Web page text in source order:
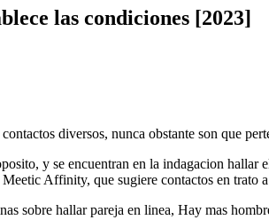
las condiciones [2023]
diversos, nunca obstante son que
y se encuentran en la indagacion
Affinity, que sugiere contactos en trato
sobre hallar pareja en linea, Hay mas